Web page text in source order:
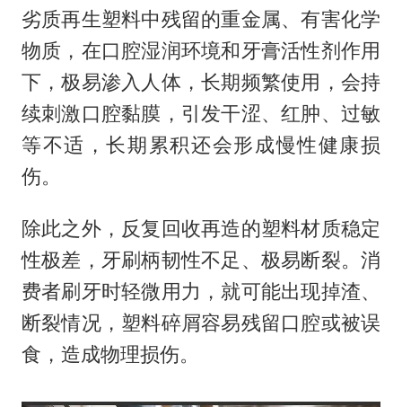
劣质再生塑料中残留的重金属、有害化学
物质，在口腔湿润环境和牙膏活性剂作用
下，极易渗入人体，长期频繁使用，会持
续刺激口腔黏膜，引发干涩、红肿、过敏
等不适，长期累积还会形成慢性健康损
伤。
除此之外，反复回收再造的塑料材质稳定
性极差，牙刷柄韧性不足、极易断裂。消
费者刷牙时轻微用力，就可能出现掉渣、
断裂情况，塑料碎屑容易残留口腔或被误
食，造成物理损伤。